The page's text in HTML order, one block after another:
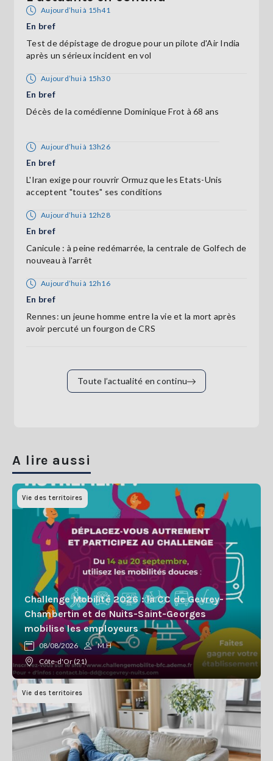
Aujourd’hui à 15h41
En bref
Test de dépistage de drogue pour un pilote d'Air India
après un sérieux incident en vol
Aujourd’hui à 15h30
En bref
Décès de la comédienne Dominique Frot à 68 ans
Aujourd’hui à 13h26
En bref
L'Iran exige pour rouvrir Ormuz que les Etats-Unis
acceptent "toutes" ses conditions
Aujourd’hui à 12h28
En bref
Canicule : à peine redémarrée, la centrale de Golfech de
nouveau à l'arrêt
Aujourd’hui à 12h16
En bref
Rennes: un jeune homme entre la vie et la mort après
avoir percuté un fourgon de CRS
Toute l’actualité en continu
A lire aussi
Vie des territoires
Challenge Mobilité 2026 : la CC de Gevrey-
Chambertin et de Nuits-Saint-Georges
mobilise les employeurs
08/08/2026
M.H
Côte-d'Or (21)
Vie des territoires